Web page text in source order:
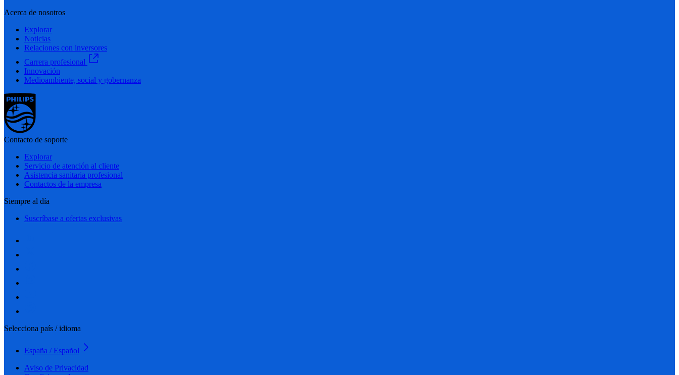
Acerca de nosotros
Explorar
Noticias
Relaciones con inversores
Carrera profesional
Innovación
Medioambiente, social y gobernanza
Contacto de soporte
Explorar
Servicio de atención al cliente
Asistencia sanitaria profesional
Contactos de la empresa
Siempre al día
Suscríbase a ofertas exclusivas
Selecciona país / idioma
España / Español
Aviso de Privacidad